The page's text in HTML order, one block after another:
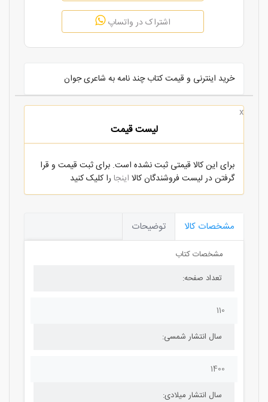
اشتراک در واتساپ
خرید اینترنی و قیمت کتاب چند نامه به شاعری جوان
x
لیست قیمت
برای این کالا قیمتی ثبت نشده است. برای ثبت قیمت و قرا
گرفتن در لیست فروشندگان کالا اینجا را کلیک کنید
مشخصات کالا توضیحات
مشخصات کتاب
تعداد صفحه:
110
سال انتشار شمسی:
1400
سال انتشار میلادی: